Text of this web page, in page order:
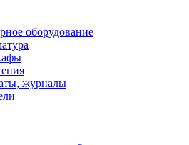
оборудование
журналы